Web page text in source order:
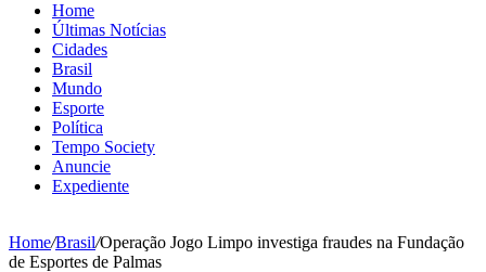
Home
Últimas Notícias
Cidades
Brasil
Mundo
Esporte
Política
Tempo Society
Anuncie
Expediente
Home/Brasil/Operação Jogo Limpo investiga fraudes na Fundação
de Esportes de Palmas